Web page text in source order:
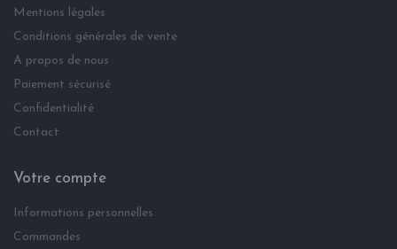
Mentions légales
Conditions générales de vente
A propos de nous
Paiement sécurisé
Confidentialité
Contact
Votre compte
Informations personnelles
Commandes